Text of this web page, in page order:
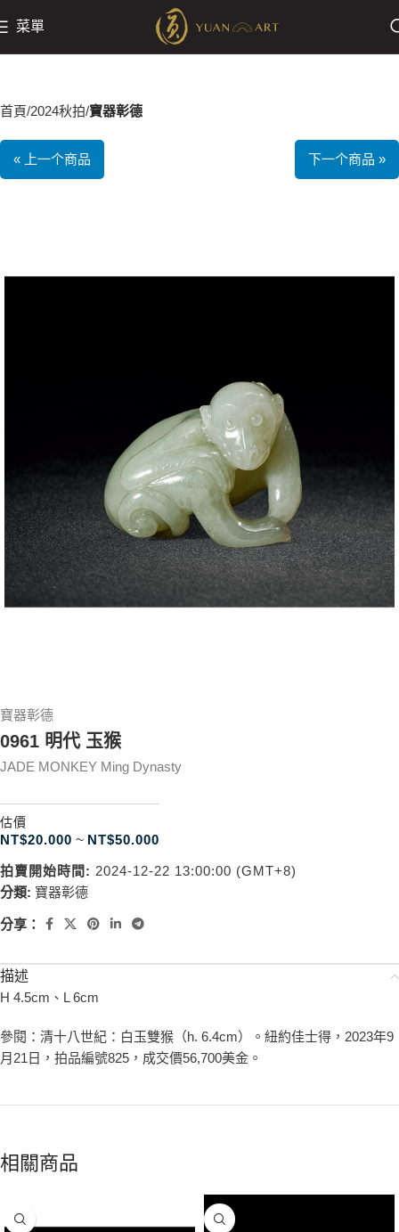
菜單
首頁 2024秋拍 寶器彰德
« 上一个商品 下一个商品 »
寶器彰德
0961 明代 玉猴
JADE MONKEY Ming Dynasty
估價
NT$20.000 ~ NT$50.000
拍賣開始時間: 2024-12-22 13:00:00 (GMT+8)
分類: 寶器彰德
分享：
描述
H 4.5cm、L 6cm
參閱：清十八世紀：白玉雙猴（h. 6.4cm）。紐約佳士得，2023年9
月21日，拍品編號825，成交價56,700美金。
相關商品